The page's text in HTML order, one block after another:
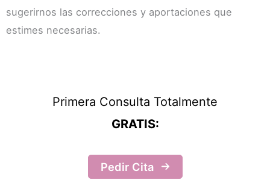
sugerirnos las correcciones y aportaciones que
estimes necesarias.
Primera Consulta Totalmente
GRATIS:
Pedir Cita